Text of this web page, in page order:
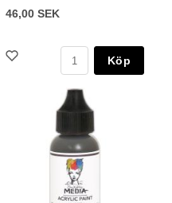
46,00 SEK
Köp